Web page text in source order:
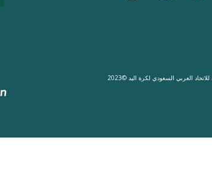
العربي السعودي لكرة اليد ©2023